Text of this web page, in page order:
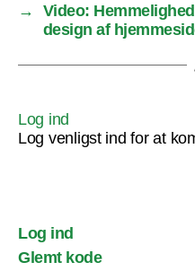
→
Video:
design af
Log ind
Log venligst ind for at
Log ind
Glemt kode